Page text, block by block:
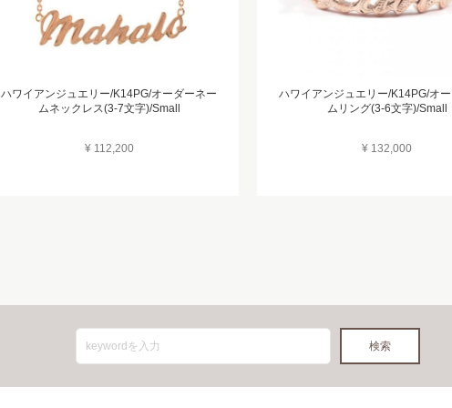
ハワイアンジュエリー/K14PG/オーダーネー
ムネックレス(3-7文字)/Small
¥ 112,200
ハワイアンジュエリー/K14PG/オ
ムリング(3-6文字)/Small
¥ 132,000